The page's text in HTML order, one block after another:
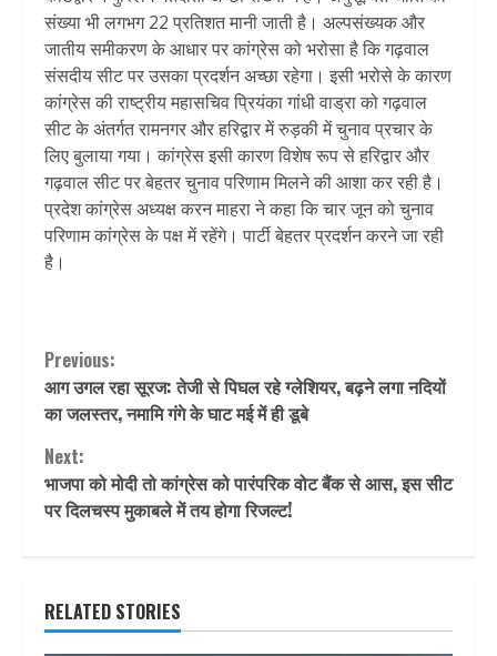
संख्या भी लगभग 22 प्रतिशत मानी जाती है। अल्पसंख्यक और
जातीय समीकरण के आधार पर कांग्रेस को भरोसा है कि गढ़वाल
संसदीय सीट पर उसका प्रदर्शन अच्छा रहेगा। इसी भरोसे के कारण
कांग्रेस की राष्ट्रीय महासचिव प्रियंका गांधी वाड्रा को गढ़वाल
सीट के अंतर्गत रामनगर और हरिद्वार में रुड़की में चुनाव प्रचार के
लिए बुलाया गया। कांग्रेस इसी कारण विशेष रूप से हरिद्वार और
गढ़वाल सीट पर बेहतर चुनाव परिणाम मिलने की आशा कर रही है।
प्रदेश कांग्रेस अध्यक्ष करन माहरा ने कहा कि चार जून को चुनाव
परिणाम कांग्रेस के पक्ष में रहेंगे। पार्टी बेहतर प्रदर्शन करने जा रही
है।
Continue
Reading
Previous:
आग उगल रहा सूरज: तेजी से पिघल रहे ग्लेशियर, बढ़ने लगा नदियों
का जलस्तर, नमामि गंगे के घाट मई में ही डूबे
Next:
भाजपा को मोदी तो कांग्रेस को पारंपरिक वोट बैंक से आस, इस सीट
पर दिलचस्प मुकाबले में तय होगा रिजल्ट!
RELATED STORIES